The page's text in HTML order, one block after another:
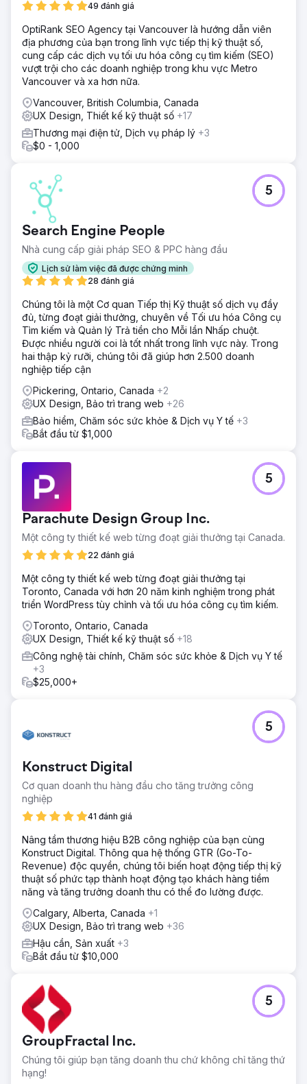
49 đánh giá
OptiRank SEO Agency tại Vancouver là hướng dẫn viên
địa phương của bạn trong lĩnh vực tiếp thị kỹ thuật số,
cung cấp các dịch vụ tối ưu hóa công cụ tìm kiếm (SEO)
vượt trội cho các doanh nghiệp trong khu vực Metro
Vancouver và xa hơn nữa.
Vancouver, British Columbia, Canada
UX Design, Thiết kế kỹ thuật số +17
Thương mại điện tử, Dịch vụ pháp lý +3
$0 - 1,000
Search Engine People
Nhà cung cấp giải pháp SEO & PPC hàng đầu
Lịch sử làm việc đã được chứng minh
28 đánh giá
5
Chúng tôi là một Cơ quan Tiếp thị Kỹ thuật số dịch vụ đầy
đủ, từng đoạt giải thưởng, chuyên về Tối ưu hóa Công cụ
Tìm kiếm và Quản lý Trả tiền cho Mỗi lần Nhấp chuột.
Được nhiều người coi là tốt nhất trong lĩnh vực này. Trong
hai thập kỷ rưỡi, chúng tôi đã giúp hơn 2.500 doanh
nghiệp tiếp cận
Pickering, Ontario, Canada +2
UX Design, Bảo trì trang web +26
Bảo hiểm, Chăm sóc sức khỏe & Dịch vụ Y tế +3
Bắt đầu từ $1,000
Parachute Design Group Inc.
Một công ty thiết kế web từng đoạt giải thưởng tại Canada.
22 đánh giá
5
Một công ty thiết kế web từng đoạt giải thưởng tại
Toronto, Canada với hơn 20 năm kinh nghiệm trong phát
triển WordPress tùy chỉnh và tối ưu hóa công cụ tìm kiếm.
Toronto, Ontario, Canada
UX Design, Thiết kế kỹ thuật số +18
Công nghệ tài chính, Chăm sóc sức khỏe & Dịch vụ Y tế
+3
$25,000+
Konstruct Digital
Cơ quan doanh thu hàng đầu cho tăng trưởng công
nghiệp
41 đánh giá
5
Nâng tầm thương hiệu B2B công nghiệp của bạn cùng
Konstruct Digital. Thông qua hệ thống GTR (Go-To-
Revenue) độc quyền, chúng tôi biến hoạt động tiếp thị kỹ
thuật số phức tạp thành hoạt động tạo khách hàng tiềm
năng và tăng trưởng doanh thu có thể đo lường được.
Calgary, Alberta, Canada +1
UX Design, Bảo trì trang web +36
Hậu cần, Sản xuất +3
Bắt đầu từ $10,000
GroupFractal Inc.
Chúng tôi giúp bạn tăng doanh thu chứ không chỉ tăng thứ
hạng!
5